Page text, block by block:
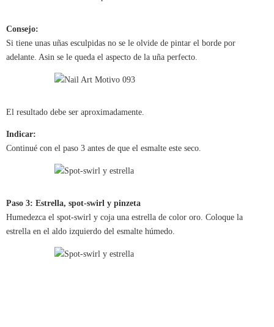
Consejo:
Si tiene unas uñas esculpidas no se le olvide de pintar el borde por
adelante. Asin se le queda el aspecto de la uña perfecto.
El resultado debe ser aproximadamente.
Indicar:
Continué con el paso 3 antes de que el esmalte este seco.
Paso 3: Estrella, spot-swirl y pinzeta
Humedezca el spot-swirl y coja una estrella de color oro. Coloque la
estrella en el aldo izquierdo del esmalte húmedo.